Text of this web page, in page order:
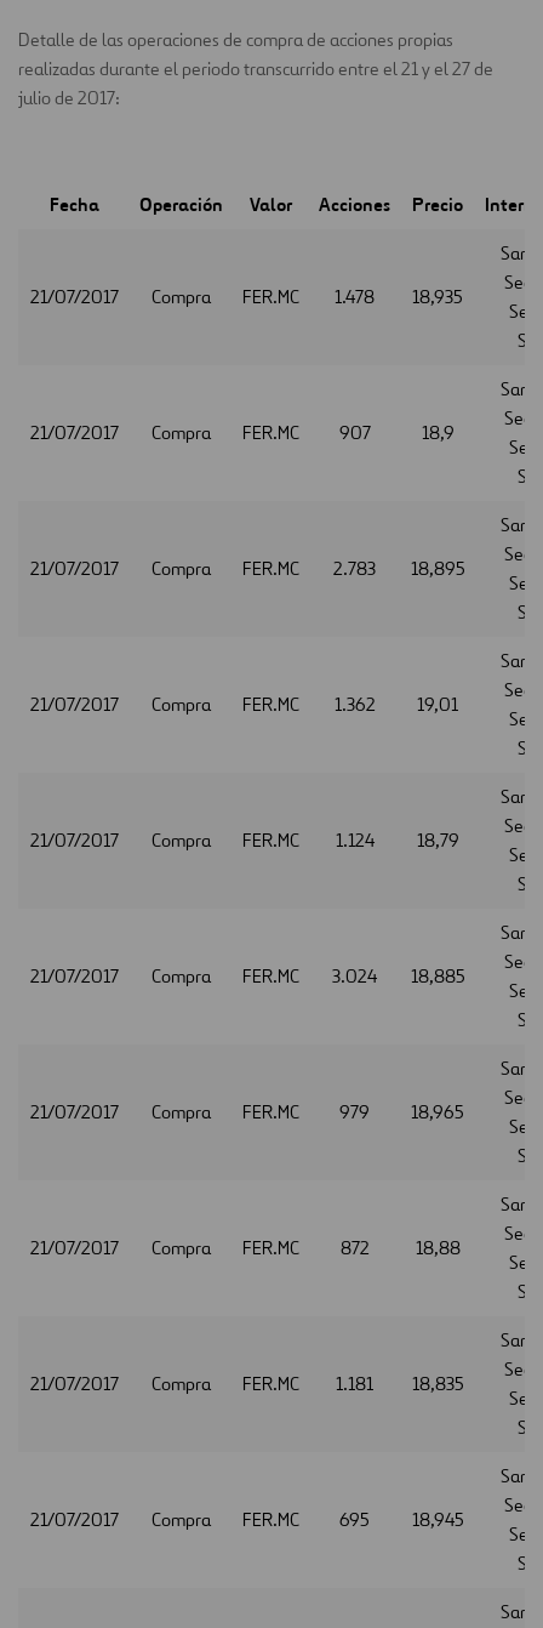
Detalle de las operaciones de compra de acciones propias
realizadas durante el periodo transcurrido entre el 21 y el 27 de
julio de 2017:
Fecha Operación Valor Acciones Precio
21/07/2017 Compra FER.MC 1.478 18,935
21/07/2017 Compra FER.MC 907 18,9
21/07/2017 Compra FER.MC 2.783 18,895
21/07/2017 Compra FER.MC 1.362 19,01
21/07/2017 Compra FER.MC 1.124 18,79
21/07/2017 Compra FER.MC 3.024 18,885
21/07/2017 Compra FER.MC 979 18,965
21/07/2017 Compra FER.MC 872 18,88
21/07/2017 Compra FER.MC 1.181 18,835
21/07/2017 Compra FER.MC 695 18,945